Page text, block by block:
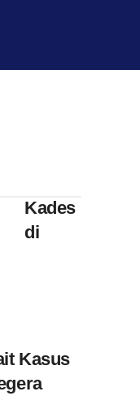
Kades
di
Kasus